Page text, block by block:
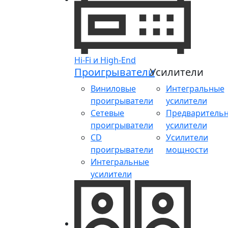
Hi-Fi и High-End
Проигрыватели
Виниловые
проигрыватели
Сетевые
проигрыватели
CD
проигрыватели
Интегральные
усилители
Усилители
Интегральные
усилители
усилители
Усилители
мощности